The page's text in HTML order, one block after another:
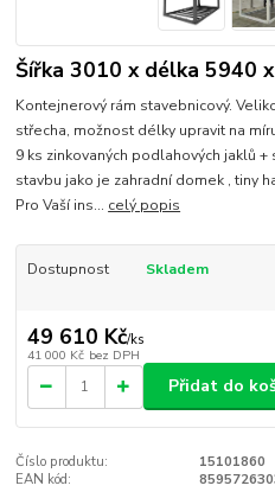
Šířka 3010 x délka 5940
Kontejnerový rám stavebnicový.
střecha, možnost délky upravit na
9 ks zinkovaných podlahových jaklů
stavbu jako je zahradní domek , tiny
Pro Vaší ins... celý popis
Dostupnost Skladem
49 610 Kč/ks
41 000 Kč bez DPH
Přidat do
Číslo produktu:
15101860
EAN kód: